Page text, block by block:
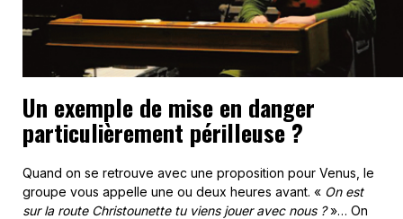
Un exemple de mise en danger
particulièrement périlleuse ?
Quand on se retrouve avec une proposition pour Venus, le
groupe vous appelle une ou deux heures avant. « On est
sur la route Christounette tu viens jouer avec nous ?»… On